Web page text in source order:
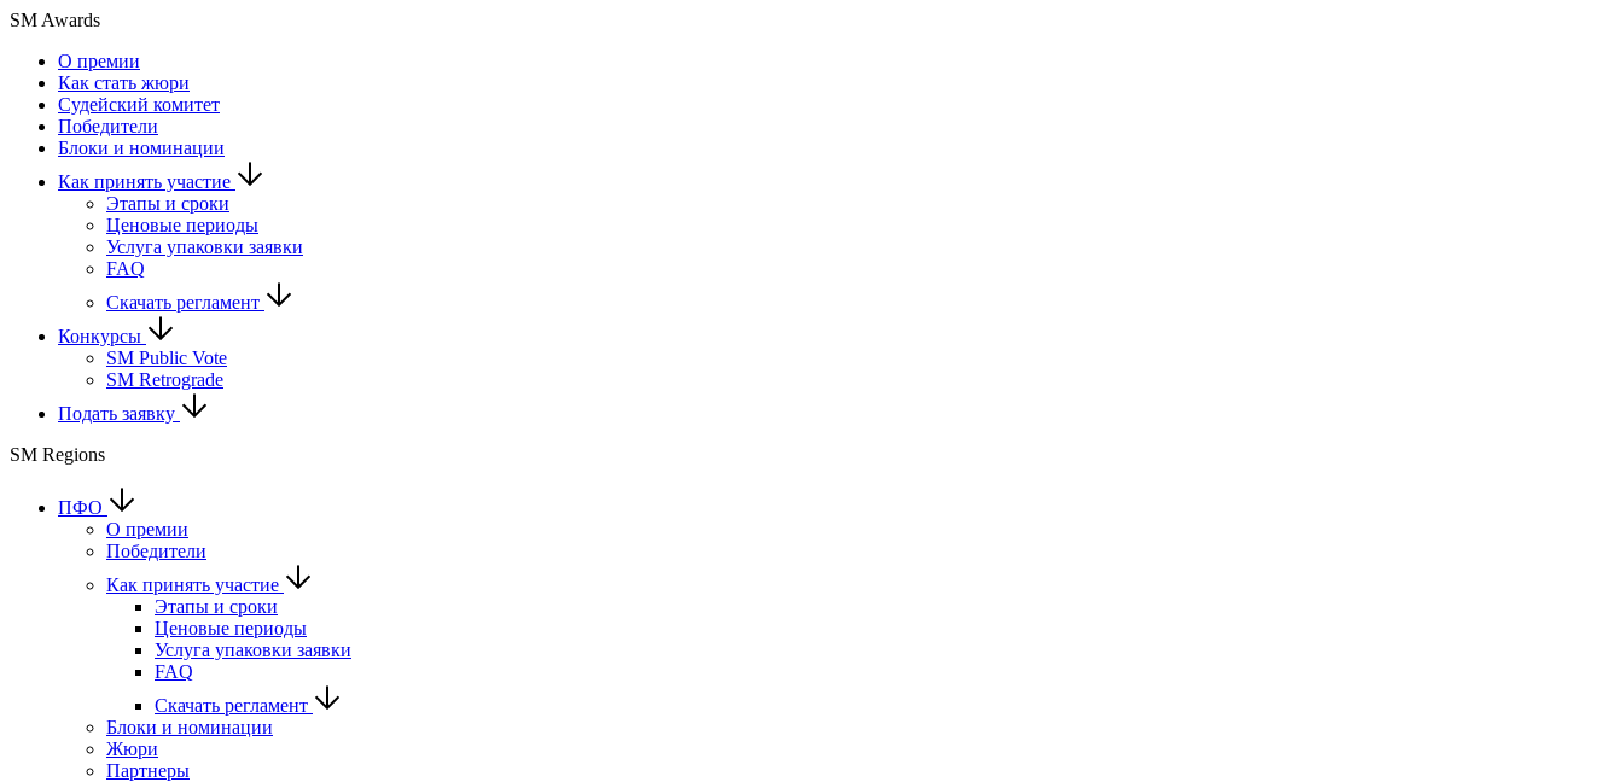
SM Awards
О премии
Как стать жюри
Судейский комитет
Победители
Блоки и номинации
Как принять участие
Этапы и сроки
Ценовые периоды
Услуга упаковки заявки
FAQ
Скачать регламент
Конкурсы
SM Public Vote
SM Retrograde
Подать заявку
SM Regions
ПФО
О премии
Победители
Как принять участие
Этапы и сроки
Ценовые периоды
Услуга упаковки заявки
FAQ
Скачать регламент
Блоки и номинации
Жюри
Партнеры